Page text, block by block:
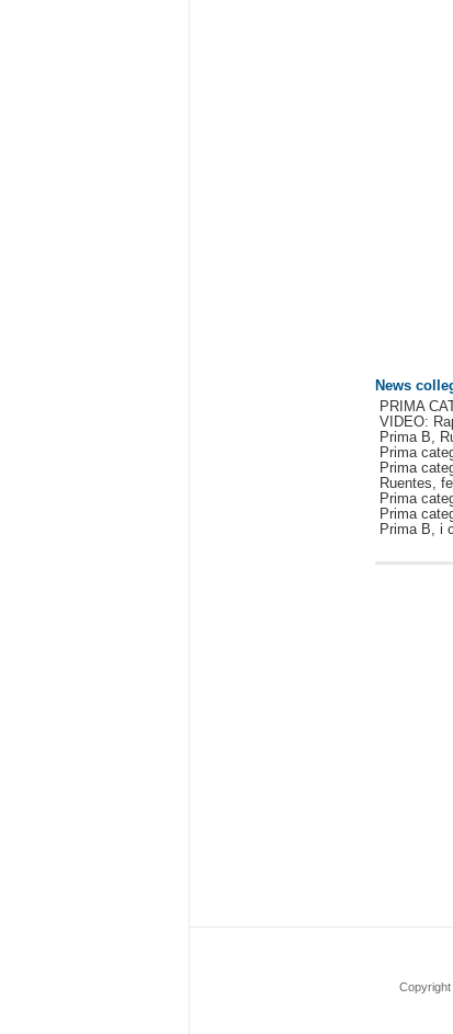
News
PRIMA
VIDEO:
Prima B,
Prima
Prima
Ruentes,
Prima
Prima
Prima B, i